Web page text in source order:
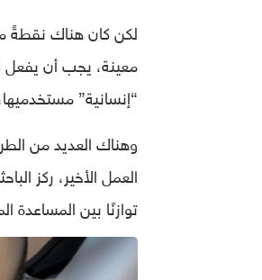
لكن كان هناك نقطةً
معينة، يجب أن يفعل
“إنسانية”
وهناك العديد من
العمل الأخير، ركز
توازنًا بين المساعدة